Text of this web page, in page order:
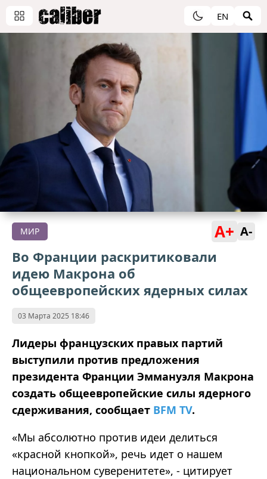
EN
МИР A+ A-
Во Франции раскритиковали
идею Макрона об
общеевропейских ядерных силах
03 Марта 2025 18:46
Лидеры французских правых партий
выступили против предложения
президента Франции Эммануэля Макрона
создать общеевропейские силы ядерного
сдерживания, сообщает BFM TV.
«Мы абсолютно против идеи делиться
«красной кнопкой», речь идет о нашем
национальном суверенитете», - цитирует